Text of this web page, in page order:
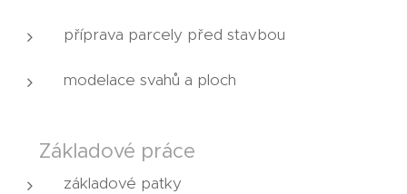
příprava parcely před stavbou
modelace svahů a ploch
🟤 Základové práce
základové patky